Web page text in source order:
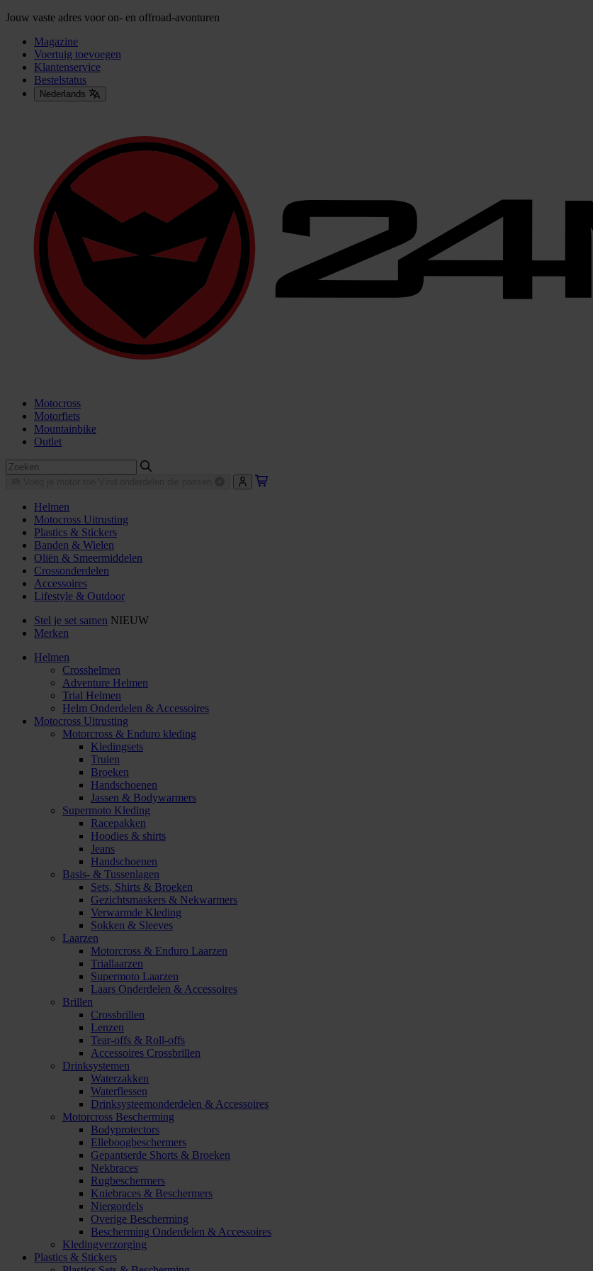
Jouw vaste adres voor on- en offroad-avonturen
Magazine
Voertuig toevoegen
Klantenservice
Bestelstatus
Nederlands
Motocross
Motorfiets
Mountainbike
Outlet
Helmen
Motocross Uitrusting
Plastics & Stickers
Banden & Wielen
Oliën & Smeermiddelen
Crossonderdelen
Accessoires
Lifestyle & Outdoor
Stel je set samen NIEUW
Merken
Helmen
Crosshelmen
Adventure Helmen
Trial Helmen
Helm Onderdelen & Accessoires
Motocross Uitrusting
Motorcross & Enduro kleding
Kledingsets
Truien
Broeken
Handschoenen
Jassen & Bodywarmers
Supermoto Kleding
Racepakken
Hoodies & shirts
Jeans
Handschoenen
Basis- & Tussenlagen
Sets, Shirts & Broeken
Gezichtsmaskers & Nekwarmers
Verwarmde Kleding
Sokken & Sleeves
Laarzen
Motorcross & Enduro Laarzen
Triallaarzen
Supermoto Laarzen
Laars Onderdelen & Accessoires
Brillen
Crossbrillen
Lenzen
Tear-offs & Roll-offs
Accessoires Crossbrillen
Drinksystemen
Waterzakken
Waterflessen
Drinksysteemonderdelen & Accessoires
Motorcross Bescherming
Bodyprotectors
Elleboogbeschermers
Gepantserde Shorts & Broeken
Nekbraces
Rugbeschermers
Kniebraces & Beschermers
Niergordels
Overige Bescherming
Bescherming Onderdelen & Accessoires
Kledingverzorging
Plastics & Stickers